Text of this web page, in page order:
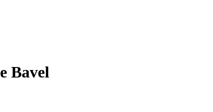
Bavel